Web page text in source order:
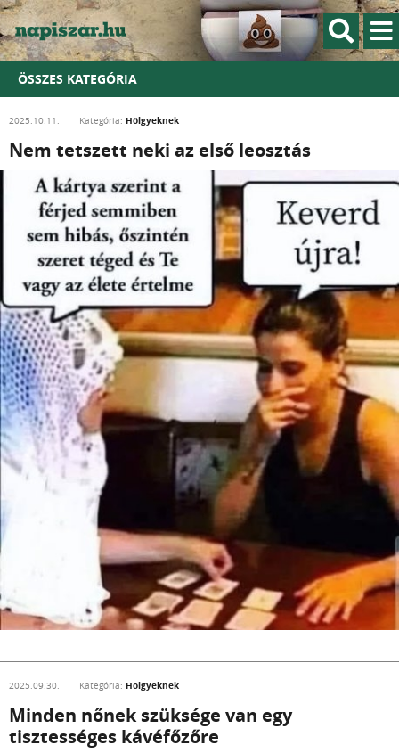
ÖSSZES KATEGÓRIA
2025.10.11. Kategória: Hölgyeknek
Nem tetszett neki az első leosztás
2025.09.30. Kategória: Hölgyeknek
Minden nőnek szüksége van egy
tisztességes kávéfőzőre